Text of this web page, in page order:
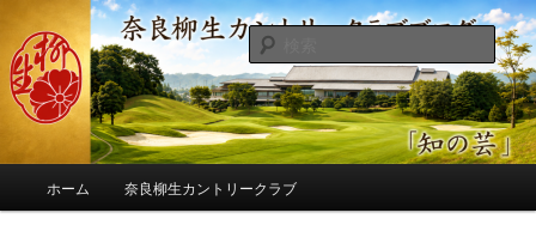
ン
コ
ン
へ
コ
ン
ツ
移
奈良柳生カントリークラブ総支配人
ブログ
季節の話題、クラブの出来事、コースの改修・更新作業、ゴルフに関する随
筆、喜怒哀楽などを気まぐれに発信します。
検
索
ホーム 奈良柳生カントリークラブ